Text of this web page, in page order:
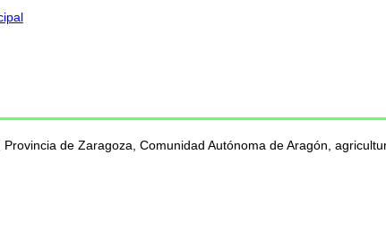
de Zaragoza, Comunidad Autónoma de Aragón,